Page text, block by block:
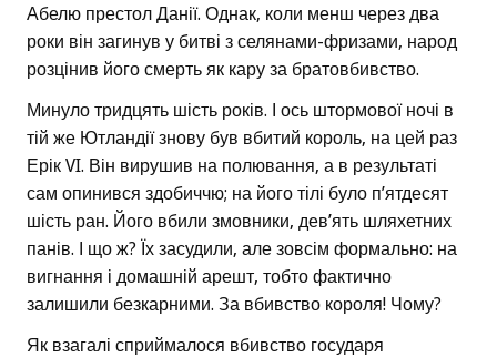
Абелю престол Данії. Однак, коли менш через два
роки він загинув у битві з селянами-фризами, народ
розцінив його смерть як кару за братовбивство.
Минуло тридцять шість років. І ось штормової ночі в
тій же Ютландії знову був вбитий король, на цей раз
Ерік VI. Він вирушив на полювання, а в результаті
сам опинився здобиччю; на його тілі було п’ятдесят
шість ран. Його вбили змовники, дев’ять шляхетних
панів. І що ж? Їх засудили, але зовсім формально: на
вигнання і домашній арешт, тобто фактично
залишили безкарними. За вбивство короля! Чому?
Як взагалі сприймалося вбивство государя